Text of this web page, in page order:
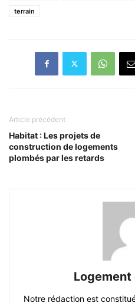
terrain
Article précédent
Habitat : Les projets de
construction de logements
plombés par les retards
Logement
Notre rédaction est